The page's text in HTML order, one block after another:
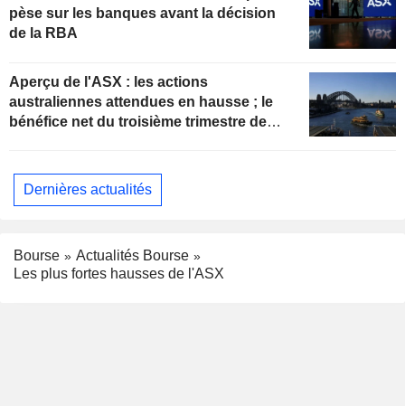
pèse sur les banques avant la décision
de la RBA
Aperçu de l'ASX : les actions
australiennes attendues en hausse ; le
bénéfice net du troisième trimestre de
Dernières actualités
Bourse
Actualités Bourse
Les plus fortes hausses de l'ASX